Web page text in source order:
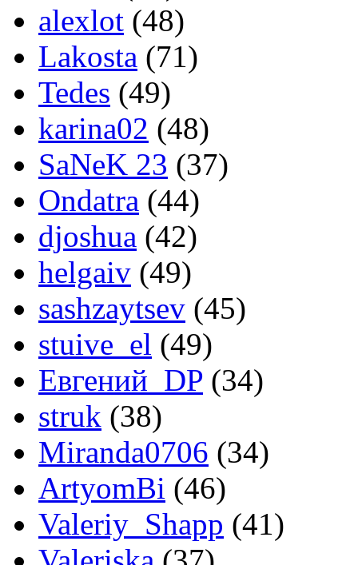
alexlot (48)
Lakosta (71)
Tedes (49)
karina02 (48)
SaNeK 23 (37)
Ondatra (44)
djoshua (42)
helgaiv (49)
sashzaytsev (45)
stuive_el (49)
Евгений_DP (34)
struk (38)
Miranda0706 (34)
ArtyomBi (46)
Valeriy_Shapp (41)